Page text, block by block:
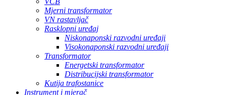
Mjerni transformator
VN rastavljač
Rasklopni uređaj
Niskonaponski razvodni uređaji
Visokonaponski razvodni uređaji
Transformator
Energetski transformator
Distribucijski transformator
Kutija trafostanice
Instrument i mjerač